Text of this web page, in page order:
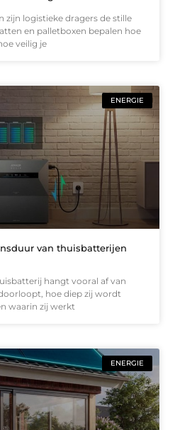
zijn logistieke dragers de stille
en palletboxen bepalen hoe
veilig je
ENERGIE
van thuisbatterijen
hangt vooral af van
hoe diep zij wordt
waarin zij werkt
ENERGIE